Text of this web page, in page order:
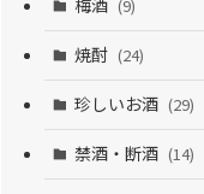
梅酒 (9)
焼酎 (24)
珍しいお酒 (29)
禁酒・断酒 (14)